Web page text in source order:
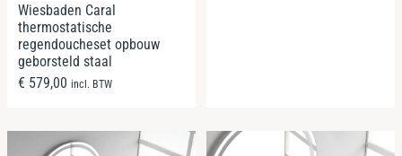
Wiesbaden Caral
thermostatische
regendoucheset opbouw
geborsteld staal
€ 579,00 incl. BTW